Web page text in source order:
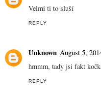
Velmi ti to sluší
REPLY
Unknown August 5,
hmmm, tady jsi fakt
REPLY